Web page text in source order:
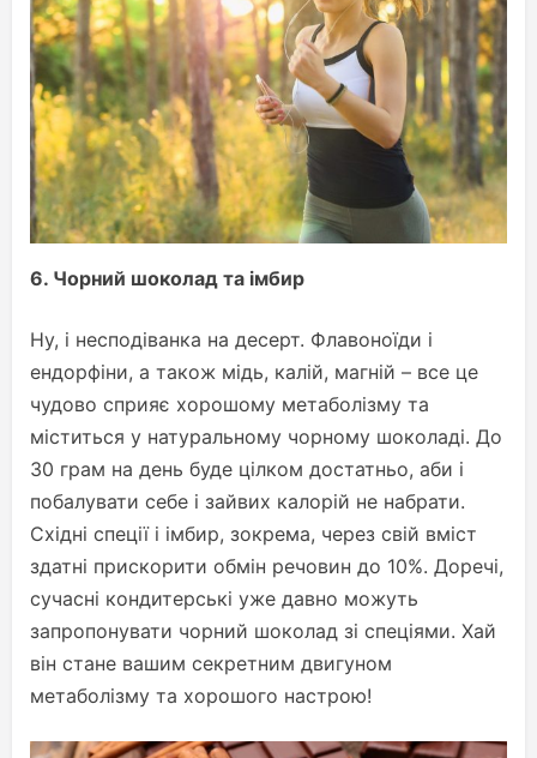
6. Чорний шоколад та імбир
Ну, і несподіванка на десерт. Флавоноїди і
ендорфіни, а також мідь, калій, магній – все це
чудово сприяє хорошому метаболізму та
міститься у натуральному чорному шоколаді. До
30 грам на день буде цілком достатньо, аби і
побалувати себе і зайвих калорій не набрати.
Східні спеції і імбир, зокрема, через свій вміст
здатні прискорити обмін речовин до 10%. Доречі,
сучасні кондитерські уже давно можуть
запропонувати чорний шоколад зі спеціями. Хай
він стане вашим секретним двигуном
метаболізму та хорошого настрою!